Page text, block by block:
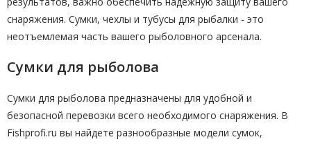
снаряжения. Сумки, чехлы и тубусы для рыбалки - это
неотъемлемая часть вашего рыболовного арсенала.
Сумки для рыболова
Сумки для рыболова предназначены для удобной и
безопасной перевозки всего необходимого снаряжения. В
Fishprofi.ru вы найдете разнообразные модели сумок,